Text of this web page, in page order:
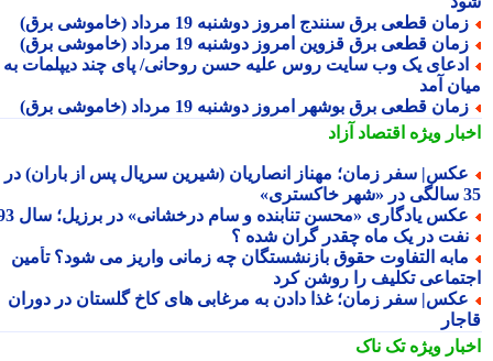
قطعی برق سنندج امروز دوشنبه 19 مرداد (خاموشی برق)
قطعی برق قزوین امروز دوشنبه 19 مرداد (خاموشی برق)
یک وب سایت روس علیه حسن روحانی/ پای چند دیپلمات به
آمد
قطعی برق بوشهر امروز دوشنبه 19 مرداد (خاموشی برق)
ویژهاقتصاد آزاد
سفر زمان؛ مهناز انصاریان (شیرین سریال پس از باران) در
یادگاری «محسن تنابنده و سام درخشانی» در برزیل؛ سال 93
در یک ماه چقدر گران شده ؟
التفاوت حقوق بازنشستگان چه زمانی واریز می شود؟ تأمین
تکلیف را روشن کرد
سفر زمان؛ غذا دادن به مرغابی های کاخ گلستان در دوران
ویژهتک ناک